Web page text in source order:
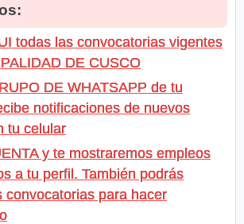
todas las convocatorias vigentes
DE CUSCO
DE WHATSAPP de tu
notificaciones de nuevos
tu celular
y te mostraremos empleos
a tu perfil. También podrás
convocatorias para hacer